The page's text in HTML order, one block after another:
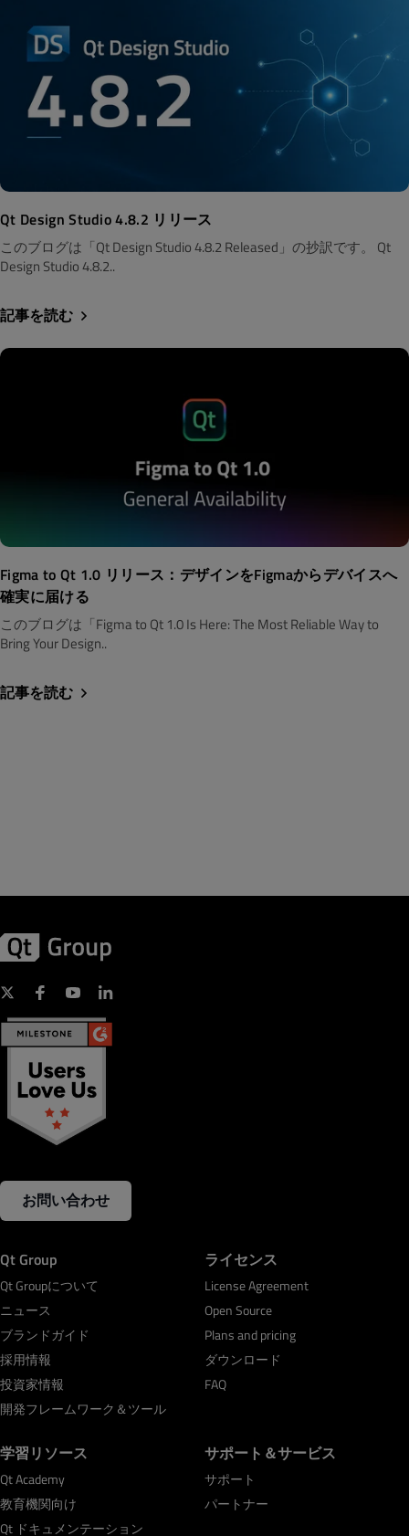
Qt Design Studio 4.8.2 リリース
このブログは「Qt Design Studio 4.8.2 Released」の抄訳です。 Qt
Design Studio 4.8.2..
記事を読む
Figma to Qt 1.0 リリース：デザインをFigmaからデバイスへ
確実に届ける
このブログは「Figma to Qt 1.0 Is Here: The Most Reliable Way to
Bring Your Design..
記事を読む
お問い合わせ
Qt Group
Qt Groupについて
ニュース
ブランドガイド
採用情報
投資家情報
開発フレームワーク＆ツール
ライセンス
License Agreement
Open Source
Plans and pricing
ダウンロード
FAQ
学習リソース
Qt Academy
教育機関向け
Qt ドキュメンテーション
サポート＆サービス
サポート
パートナー